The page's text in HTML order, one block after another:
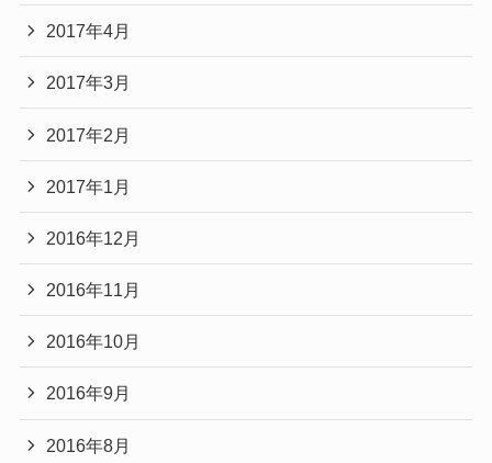
2017年4月
2017年3月
2017年2月
2017年1月
2016年12月
2016年11月
2016年10月
2016年9月
2016年8月